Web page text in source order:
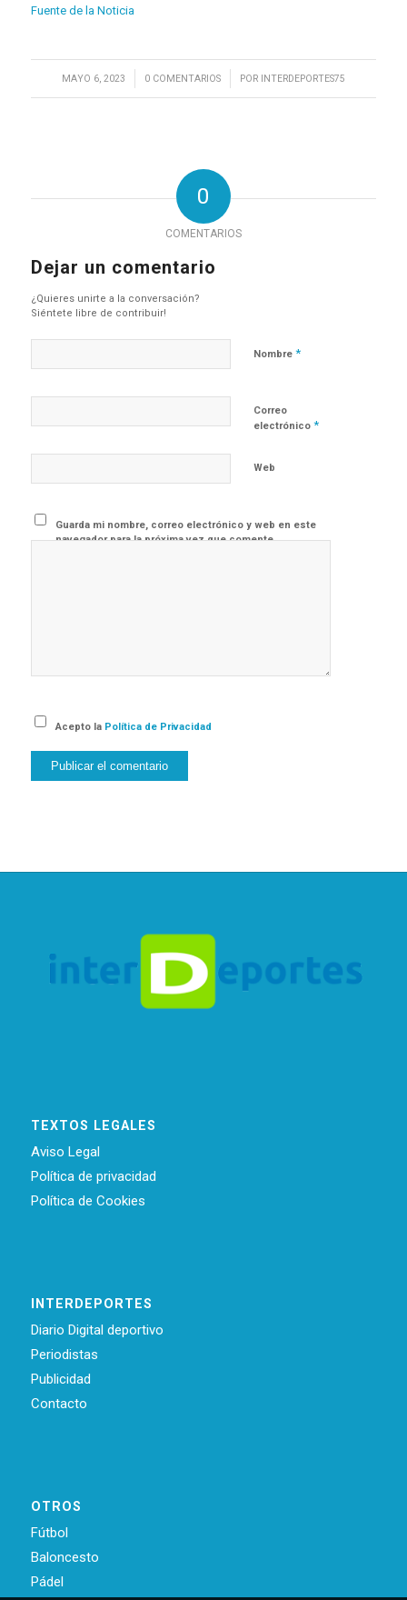
Fuente de la Noticia
MAYO 6, 2023
/ 0 COMENTARIOS
/ POR INTERDEPORTES75
0
COMENTARIOS
Dejar un comentario
¿Quieres unirte a la conversación?
Siéntete libre de contribuir!
Nombre *
Correo
electrónico *
Web
Guarda mi nombre, correo electrónico y web en este
navegador para la próxima vez que comente.
Acepto la Política de Privacidad
TEXTOS LEGALES
Aviso Legal
Política de privacidad
Política de Cookies
INTERDEPORTES
Diario Digital deportivo
Periodistas
Publicidad
Contacto
OTROS
Fútbol
Baloncesto
Pádel